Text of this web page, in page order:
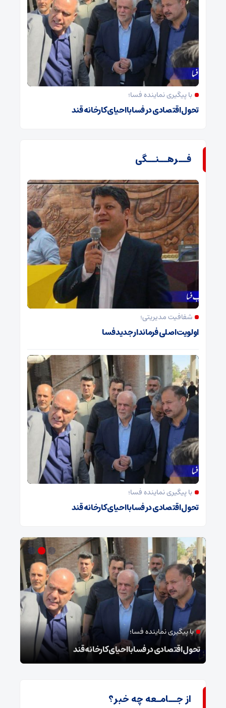
با پیگیری نماینده فسا؛
تحول اقتصادی در فسا با احیای کارخانه قند
فــرهــنــگی
شفافیت مدیریتی؛
اولویت اصلی فرماندار جدید فسا
با پیگیری نماینده فسا؛
تحول اقتصادی در فسا با احیای کارخانه قند
با پیگیری نماینده فسا؛
تحول اقتصادی در فسا با احیای کارخانه قند
از جــامـعه چه خبر؟